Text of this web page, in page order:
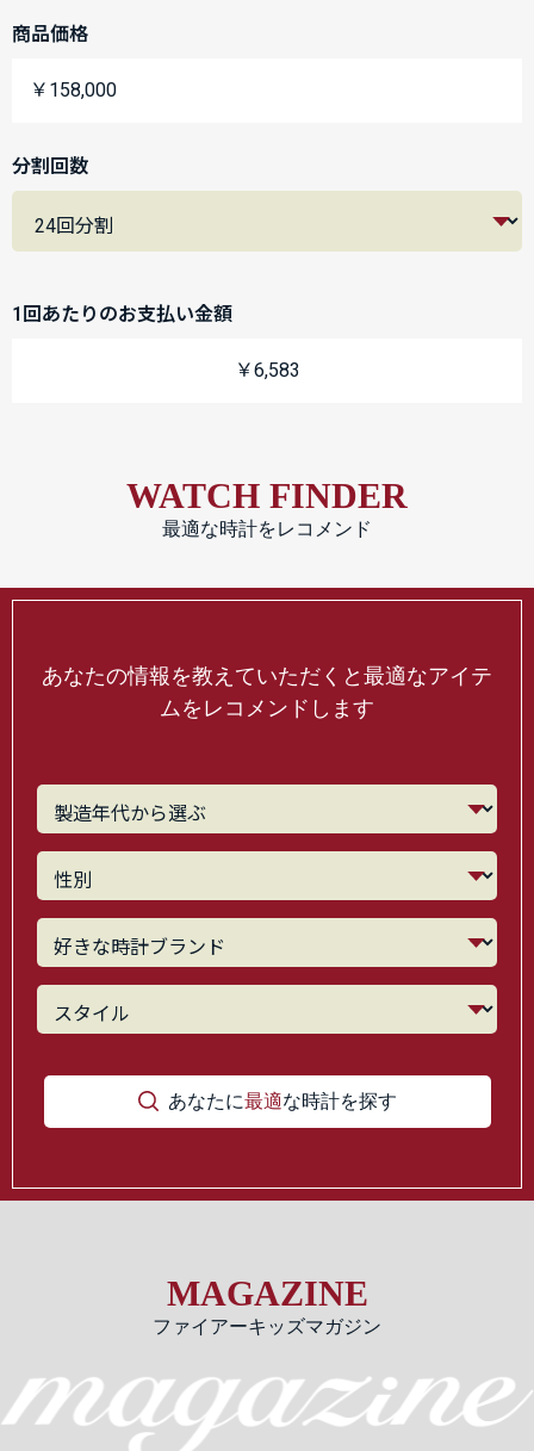
商品価格
￥158,000
分割回数
1回あたりのお支払い金額
￥6,583
WATCH FINDER
最適な時計をレコメンド
あなたの情報を教えていただくと最適なアイテ
ムをレコメンドします
あなたに最適な時計を探す
MAGAZINE
ファイアーキッズマガジン